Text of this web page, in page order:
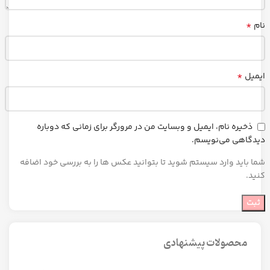
نام *
ایمیل *
ذخیره نام، ایمیل و وبسایت من در مرورگر برای زمانی که دوباره
دیدگاهی می‌نویسم.
شما باید وارد سیستم شوید تا بتوانید عکس ها را به بررسی خود اضافه
کنید.
محصولات پیشنهادی